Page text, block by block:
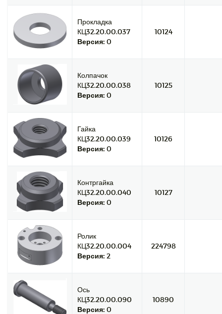
Прокладка
КЦ32.20.00.037
Версия: 0
10124
Колпачок
КЦ32.20.00.038
Версия: 0
10125
Гайка
КЦ32.20.00.039
Версия: 0
10126
Контргайка
КЦ32.20.00.040
Версия: 0
10127
Ролик
КЦ32.20.00.004
Версия: 2
224798
Ось
КЦ32.20.00.090
Версия: 0
10890